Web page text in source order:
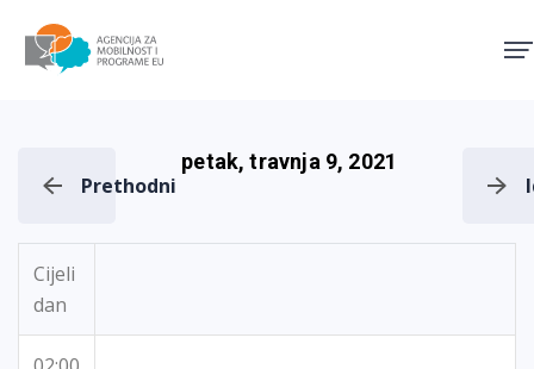
Prethodni
petak, travnja 9, 2021
Cijeli
dan